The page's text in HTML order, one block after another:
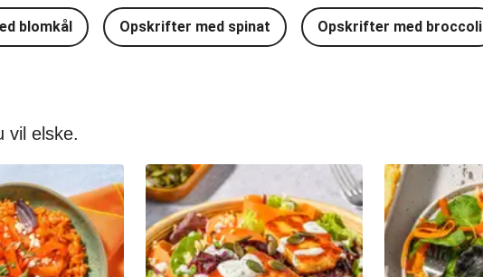
blomkål Opskrifter med spinat Opskrifter med broccoli
vil elske.